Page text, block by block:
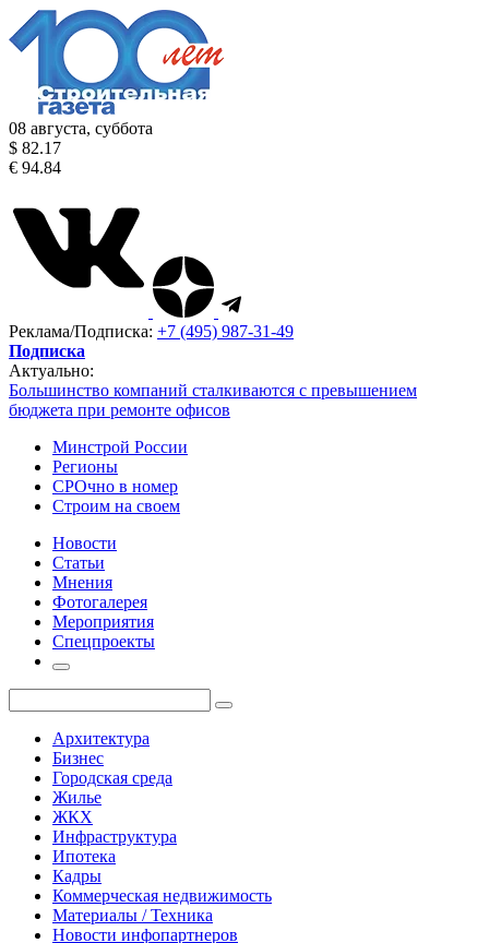
08 августа, суббота
$ 82.17
€ 94.84
Реклама/Подписка: +7 (495) 987-31-49
Подписка
Актуально:
Большинство компаний сталкиваются с превышением
бюджета при ремонте офисов
Минстрой России
Регионы
СРОчно в номер
Строим на своем
Новости
Статьи
Мнения
Фотогалерея
Мероприятия
Спецпроекты
Архитектура
Бизнес
Городская среда
Жилье
ЖКХ
Инфраструктура
Ипотека
Кадры
Коммерческая недвижимость
Материалы / Техника
Новости инфопартнеров